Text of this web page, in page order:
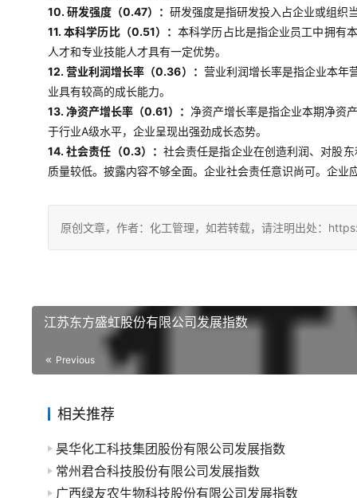
10. 研发强度（0.47）： 研发强度是指研发投入占企业或组织
11. 本科学历比（0.51）：本科学历占比是指企业员工中拥有
人才和专业技能人才具有一定优势。
12. 营业利润增长率（0.36）： 营业利润增长率是指企业本年
业具有较高的成长能力。
13. 净资产增长率（0.61）： 净资产增长率是指企业本期净资
于行业A级水平，企业呈现出强劲成长态势。
14. 社会责任（0.3）： 社会责任是指企业在创造利润、对股
质量较低。披露内容不够全面。企业社会责任意识尚可。企
原创文章，作者：化工管理，如若转载，请注明出处：
江苏东方盛虹股份有限公司发展指数
Previous
相关推荐
昊华化工科技集团股份有限公司发展指数
常州君合科技股份有限公司发展指数
广西绿友农生物科技股份有限公司发展指数